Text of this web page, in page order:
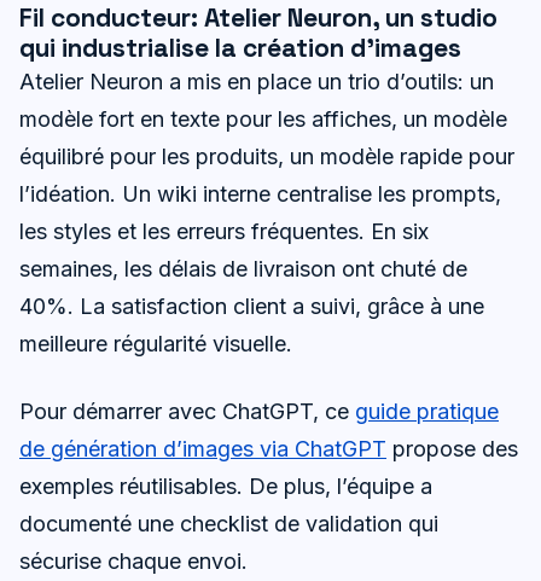
Fil conducteur: Atelier Neuron, un studio
qui industrialise la création d’images
Atelier Neuron a mis en place un trio d’outils: un
modèle fort en texte pour les affiches, un modèle
équilibré pour les produits, un modèle rapide pour
l’idéation. Un wiki interne centralise les prompts,
les styles et les erreurs fréquentes. En six
semaines, les délais de livraison ont chuté de
40%. La satisfaction client a suivi, grâce à une
meilleure régularité visuelle.
Pour démarrer avec ChatGPT, ce guide pratique
de génération d’images via ChatGPT propose des
exemples réutilisables. De plus, l’équipe a
documenté une checklist de validation qui
sécurise chaque envoi.